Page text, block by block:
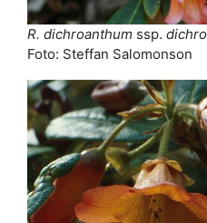
R. dichroanthum ssp.
Foto: Steffan Salomonson